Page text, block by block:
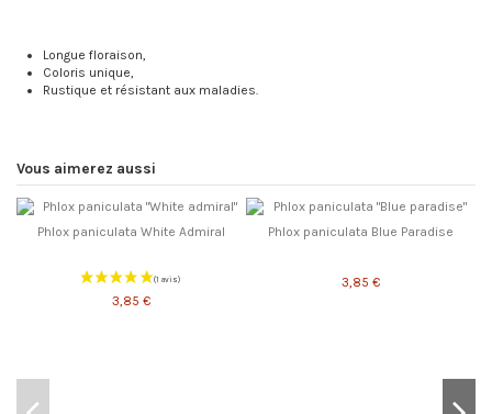
Longue floraison,
Coloris unique,
Rustique et résistant aux maladies.
Vous aimerez aussi
Phlox paniculata White Admiral
3,85 €
Phlox paniculata Blue Paradise
3,85 €